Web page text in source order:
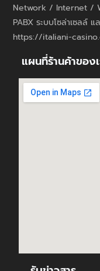
Network / Internet /
PABX ระบบโซล่าเซลล์
https://italiani-
แผนที่ร้านค้าของ